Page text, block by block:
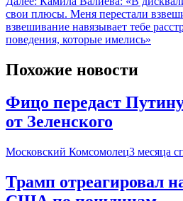
свои плюсы. Меня перестали
взвешивание навязывает тебе
поведения, которые имелись»
Похожие новости
Фицо передаст
от Зеленского
Московский Комсомолец3 месяца
Трамп отреагировал